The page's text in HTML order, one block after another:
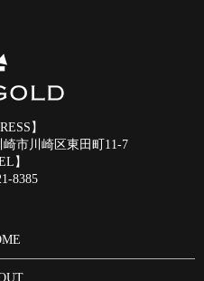
】
崎市川崎区東田町11-7
】
8385